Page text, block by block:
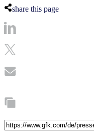
share this page